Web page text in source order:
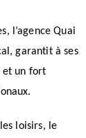
l’agence Quai
garantit à ses
et un fort
loisirs, le